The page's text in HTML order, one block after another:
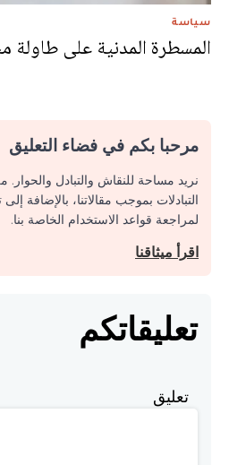
سياسة
المسطرة المدنية على
مرحبا بكم في فضاء التعليق
نريد مساحة للنقاش والتبادل
التبادلات بموجب مقالاتنا، بالإضافة
لمراجعة قواعد الاستخدام الخاصة بنا.
اقرأ ميثاقنا
تعليقاتكم
تعليق